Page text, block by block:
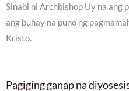
Sinabi ni Archbishop Uy na ang
ang buhay na puno ng
Kristo.
Pagiging ganap na